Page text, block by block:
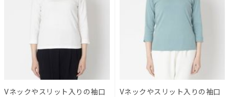
Vネックやスリット入りの袖口
Vネックやスリット入りの袖口